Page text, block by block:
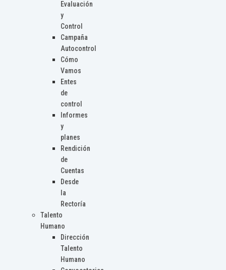
Evaluación
y
Control
Campaña
Autocontrol
Cómo
Vamos
Entes
de
control
Informes
y
planes
Rendición
de
Cuentas
Desde
la
Rectoría
Talento
Humano
Dirección
Talento
Humano